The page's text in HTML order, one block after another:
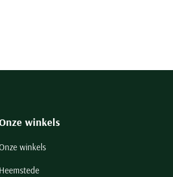
winkels
winkels
Heemstede